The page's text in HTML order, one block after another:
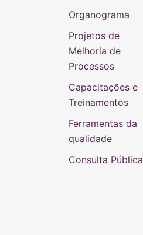
Organograma
Projetos de
Melhoria de
Processos
Capacitações e
Treinamentos
Ferramentas da
qualidade
Consulta Pública